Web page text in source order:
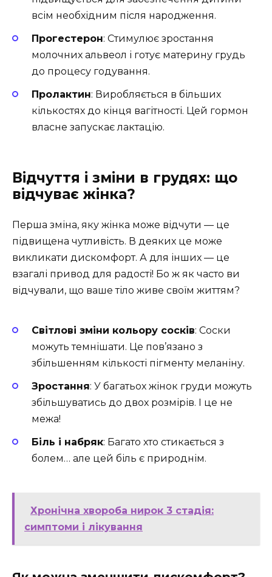
всім необхідним після народження.
Прогестерон: Стимулює зростання
молочних альвеол і готує материну грудь
до процесу годування.
Пролактин: Виробляється в більших
кількостях до кінця вагітності. Цей гормон
власне запускає лактацію.
Відчуття і зміни в грудях: що
відчуває жінка?
Перша зміна, яку жінка може відчути — це
підвищена чутливість. В деяких це може
викликати дискомфорт. А для інших — це
взагалі привод для радості! Бо ж як часто ви
відчували, що ваше тіло живе своїм життям?
Світлові зміни кольору сосків: Соски
можуть темнішати. Це пов’язано з
збільшенням кількості пігменту меланіну.
Зростання: У багатьох жінок груди можуть
збільшуватись до двох розмірів. І це не
межа!
Біль і набряк: Багато хто стикається з
болем… але цей біль є природнім.
Хронічна хвороба нирок 3 стадія:
симптоми і лікування